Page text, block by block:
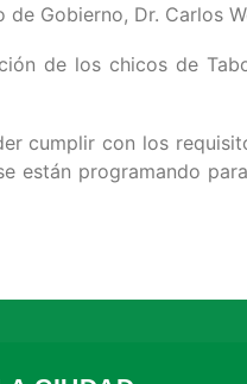
Gobierno, Dr. Carlos
de los chicos de
cumplir con los
están programando